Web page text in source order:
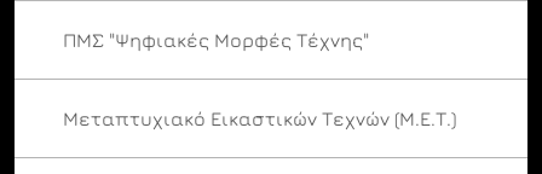
ΠΜΣ "Ψηφιακές Μορφές Τέχνης"
Μεταπτυχιακό Εικαστικών Τεχνών (Μ.Ε.Τ.)